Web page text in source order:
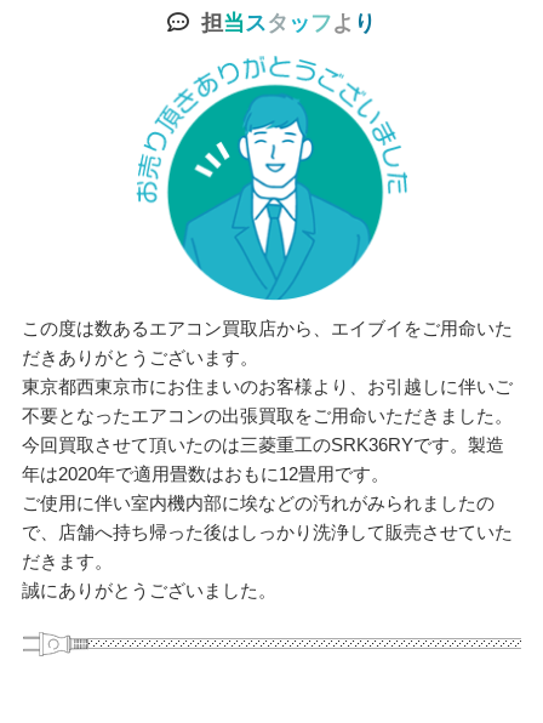
担当スタ ッ フよ り
この度は数あるエアコン買取店から、エイブイをご用命いた
だきありがとうございます。
東京都西東京市にお住まいのお客様より、お引越しに伴いご
不要となったエアコンの出張買取をご用命いただきました。
今回買取させて頂いたのは三菱重工のSRK36RYです。製造
年は2020年で適用畳数はおもに12畳用です。
ご使用に伴い室内機内部に埃などの汚れがみられましたの
で、店舗へ持ち帰った後はしっかり洗浄して販売させていた
だきます。
誠にありがとうございました。